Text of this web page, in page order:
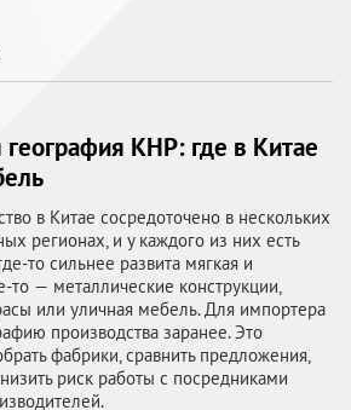
КНР: где в Китае
в Китае сосредоточено в нескольких
регионах, и у каждого из них есть
то сильнее развита мягкая и
то — металлические конструкции,
или уличная мебель. Для импортера
производства заранее. Это
фабрики, сравнить предложения,
риск работы с посредниками